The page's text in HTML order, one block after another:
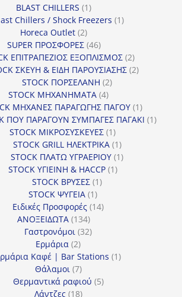
BLAST CHILLERS 11
προϊόν
Chillers / Shock Freezers 11
Horeca Outlet 22
προϊόντα
SUPER ΠΡΟΣΦΟΡΕΣ 4646
προϊόντα
ΕΠΙΤΡΑΠΕΖΙΟΣ ΕΞΟΠΛΙΣΜΟΣ 22
προϊόντα
ΣΚΕΥΗ & ΕΙΔΗ ΠΑΡΟΥΣΙΑΣΗΣ 22
STOCK ΠΟΡΣΕΛΑΝΗ 22
STOCK ΜΗΧΑΝΗΜΑΤΑ 44
προϊόντα
ΜΗΧΑΝΕΣ ΠΑΡΑΓΩΓΗΣ ΠΑΓΟΥ 11
προϊόν
ΠΟΥ ΠΑΡΑΓΟΥΝ ΣΥΜΠΑΓΕΣ ΠΑΓΑΚΙ 11
STOCK ΜΙΚΡΟΣΥΣΚΕΥΕΣ 11
προϊόν
STOCK GRILL ΗΛΕΚΤΡΙΚΑ 11
προϊόν
STOCK ΠΛΑΤΩ ΥΓΡΑΕΡΙΟΥ 11
STOCK ΥΓΙΕΙΝΗ & HACCP 11
STOCK ΒΡΥΣΕΣ 11
STOCK ΨΥΓΕΙΑ 11
προϊόν
Ειδικές Προσφορές 1414
ΑΝΟΞΕΙΔΩΤΑ 134134
προϊόντα
Γαστρονόμοι 3232
Ερμάρια 22
προϊόντα
Καφέ | Bar Stations 11
Θάλαμοι 77
προϊόντα
Θερμαντικά ραφιού 55
Λάντζες 1818